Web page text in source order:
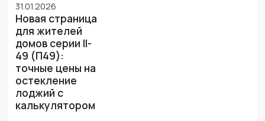
31.01.2026
Новая страница
для жителей
домов серии II-
49 (П49):
точные цены на
остекление
лоджий с
калькулятором